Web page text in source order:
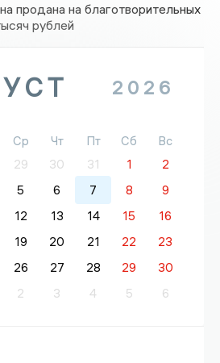
продана на благотворительных
рублей
2026
Ср Чт Пт Сб
Вс
29 30 31 1
2
5 6 7 8
9
12 13 14 15
16
19 20 21 22
23
26 27 28 29
30
2 3 4 5 6